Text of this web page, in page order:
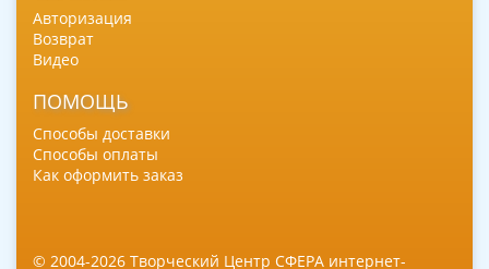
Авторизация
Возврат
Видео
ПОМОЩЬ
Способы доставки
Способы оплаты
Как оформить заказ
© 2004-2026 Творческий Центр СФЕРА интернет-